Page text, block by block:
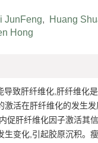
JunFeng, Huang
Hong
导致肝纤维化,肝纤维化
激活在肝纤维化的发生发
促肝纤维化因子激活其
生变化,引起胶原沉积。